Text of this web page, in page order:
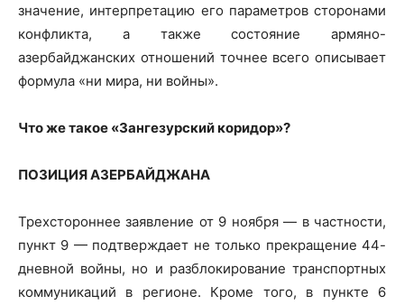
значение, интерпретацию его параметров сторонами
конфликта, а также состояние армяно-
азербайджанских отношений точнее всего описывает
формула «ни мира, ни войны».
Что же такое «Зангезурский коридор»?
ПОЗИЦИЯ АЗЕРБАЙДЖАНА
Трехстороннее заявление от 9 ноября — в частности,
пункт 9 — подтверждает не только прекращение 44-
дневной войны, но и разблокирование транспортных
коммуникаций в регионе. Кроме того, в пункте 6